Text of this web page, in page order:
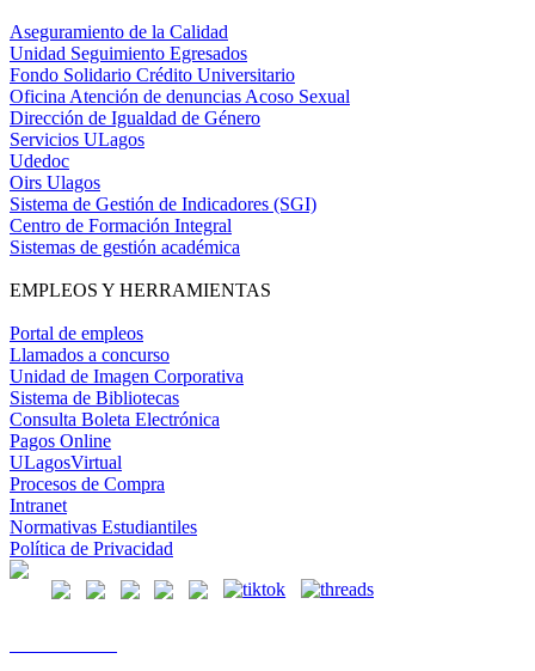
Aseguramiento de la Calidad
Unidad Seguimiento Egresados
Fondo Solidario Crédito Universitario
Oficina Atención de denuncias Acoso Sexual
Dirección de Igualdad de Género
Servicios ULagos
Udedoc
Oirs Ulagos
Sistema de Gestión de Indicadores (SGI)
Centro de Formación Integral
Sistemas de gestión académica
EMPLEOS Y HERRAMIENTAS
Portal de empleos
Llamados a concurso
Unidad de Imagen Corporativa
Sistema de Bibliotecas
Consulta Boleta Electrónica
Pagos Online
ULagosVirtual
Procesos de Compra
Intranet
Normativas Estudiantiles
Política de Privacidad